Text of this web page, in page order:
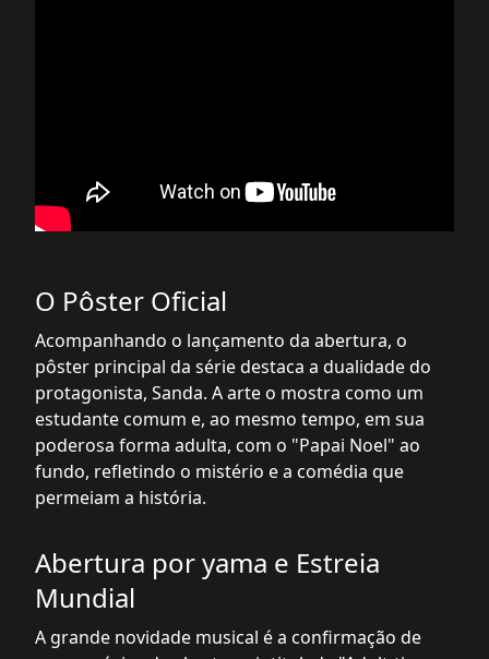
O Pôster Oficial
Acompanhando o lançamento da abertura, o
pôster principal da série destaca a dualidade do
protagonista, Sanda. A arte o mostra como um
estudante comum e, ao mesmo tempo, em sua
poderosa forma adulta, com o "Papai Noel" ao
fundo, refletindo o mistério e a comédia que
permeiam a história.
Abertura por yama e Estreia
Mundial
A grande novidade musical é a confirmação de